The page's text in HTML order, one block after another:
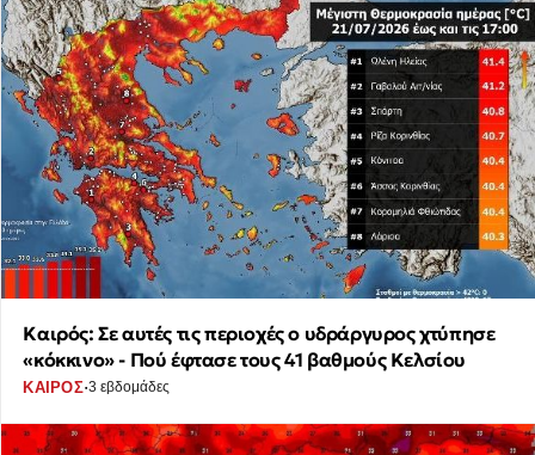
Καιρός: Σε αυτές τις περιοχές ο υδράργυρος χτύπησε
«κόκκινο» - Πού έφτασε τους 41 βαθμούς Κελσίου
ΚΑΙΡΟΣ·3 εβδομάδες